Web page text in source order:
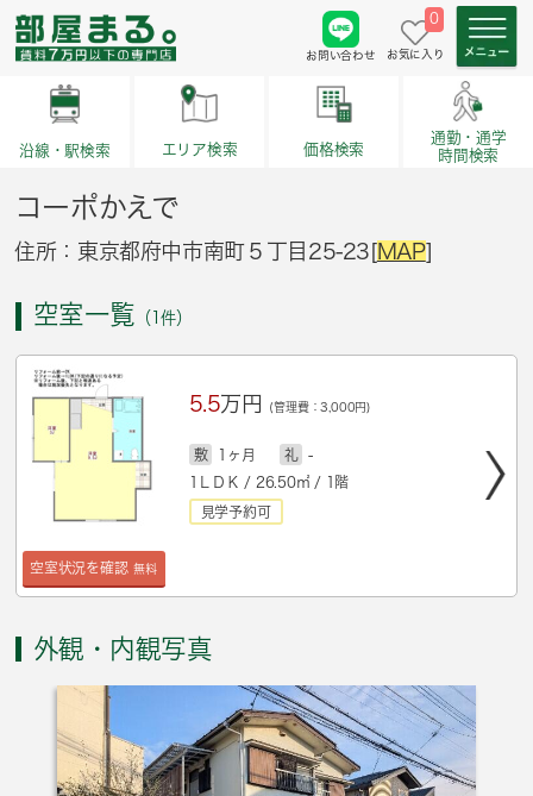
お問い合わせ
0
お気に入り
沿線・駅検索 エリア検索 価格検索
通勤・通学
時間検索
コーポかえで
住所：東京都府中市南町５丁目25-23[MAP]
空室一覧 （1件）
空室状況を確認 無料
5.5万円 (管理費：3,000円)
敷 1ヶ月 礼
-
1ＬＤＫ / 26.50㎡ / 1階
見学予約可
外観・内観写真